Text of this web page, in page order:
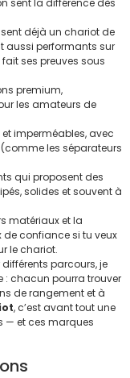
sent la différence dès
déjà un chariot de
aussi performants sur
fait ses preuves sous
premium,
les amateurs de
imperméables, avec
les séparateurs
qui proposent des
solides et souvent à
matériaux et la
de confiance si tu veux
le chariot.
parcours, je
: chacun pourra trouver
de rangement et à
, c’est avant tout une
— et ces marques